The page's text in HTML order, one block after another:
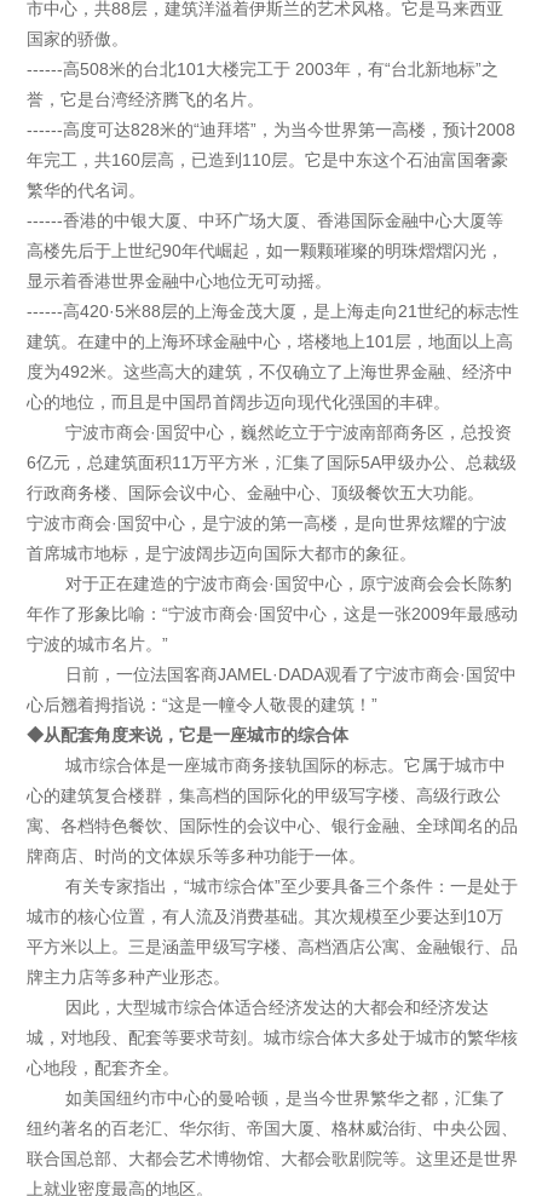
市中心，共88层，建筑洋溢着伊斯兰的艺术风格。它是马来西亚
国家的骄傲。
------高508米的台北101大楼完工于 2003年，有“台北新地标”之
誉，它是台湾经济腾飞的名片。
------高度可达828米的“迪拜塔”，为当今世界第一高楼，预计2008
年完工，共160层高，已造到110层。它是中东这个石油富国奢豪
繁华的代名词。
------香港的中银大厦、中环广场大厦、香港国际金融中心大厦等
高楼先后于上世纪90年代崛起，如一颗颗璀璨的明珠熠熠闪光，
显示着香港世界金融中心地位无可动摇。
------高420·5米88层的上海金茂大厦，是上海走向21世纪的标志性
建筑。在建中的上海环球金融中心，塔楼地上101层，地面以上高
度为492米。这些高大的建筑，不仅确立了上海世界金融、经济中
心的地位，而且是中国昂首阔步迈向现代化强国的丰碑。
宁波市商会·国贸中心，巍然屹立于宁波南部商务区，总投资
6亿元，总建筑面积11万平方米，汇集了国际5A甲级办公、总裁级
行政商务楼、国际会议中心、金融中心、顶级餐饮五大功能。
宁波市商会·国贸中心，是宁波的第一高楼，是向世界炫耀的宁波
首席城市地标，是宁波阔步迈向国际大都市的象征。
对于正在建造的宁波市商会·国贸中心，原宁波商会会长陈豹
年作了形象比喻：“宁波市商会·国贸中心，这是一张2009年最感动
宁波的城市名片。”
日前，一位法国客商JAMEL·DADA观看了宁波市商会·国贸中
心后翘着拇指说：“这是一幢令人敬畏的建筑！”
◆从配套角度来说，它是一座城市的综合体
城市综合体是一座城市商务接轨国际的标志。它属于城市中
心的建筑复合楼群，集高档的国际化的甲级写字楼、高级行政公
寓、各档特色餐饮、国际性的会议中心、银行金融、全球闻名的品
牌商店、时尚的文体娱乐等多种功能于一体。
有关专家指出，“城市综合体”至少要具备三个条件：一是处于
城市的核心位置，有人流及消费基础。其次规模至少要达到10万
平方米以上。三是涵盖甲级写字楼、高档酒店公寓、金融银行、品
牌主力店等多种产业形态。
因此，大型城市综合体适合经济发达的大都会和经济发达
城，对地段、配套等要求苛刻。城市综合体大多处于城市的繁华核
心地段，配套齐全。
如美国纽约市中心的曼哈顿，是当今世界繁华之都，汇集了
纽约著名的百老汇、华尔街、帝国大厦、格林威治街、中央公园、
联合国总部、大都会艺术博物馆、大都会歌剧院等。这里还是世界
上就业密度最高的地区。